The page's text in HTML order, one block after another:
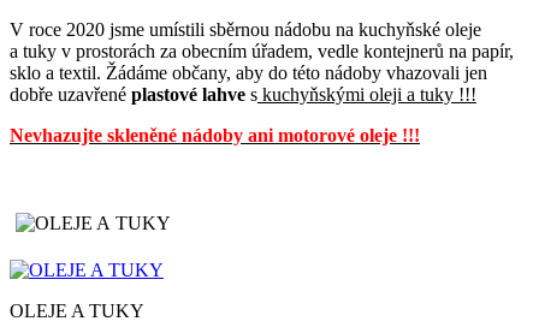
V roce 2020 jsme umístili sběrnou nádobu na kuchyňské oleje
a tuky v prostorách za obecním úřadem, vedle kontejnerů na papír,
sklo a textil. Žádáme občany, aby do této nádoby vhazovali jen
dobře uzavřené plastové lahve s kuchyňskými oleji a tuky !!!
Nevhazujte skleněné nádoby ani motorové oleje !!!
OLEJE A TUKY